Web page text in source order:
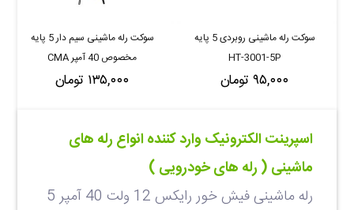
سوکت رله ماشینی روبردی 5 پایه
HT-3001-5P
۹۵,۰۰۰ تومان
سوکت رله ماشینی سیم دار 5 پایه
مخصوص 40 آمپر CMA
۱۳۵,۰۰۰ تومان
اسپرینت الکترونیک وارد کننده انواع رله های
ماشینی ( رله های خودرویی )
رله ماشینی فیش خور رایکس 12 ولت 40 آمپر 5